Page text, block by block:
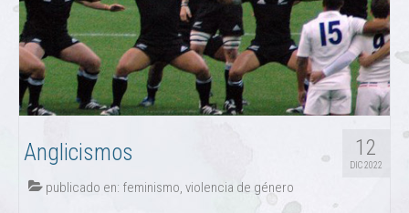
12
DIC 2022
Anglicismos
publicado en: feminismo, violencia de género